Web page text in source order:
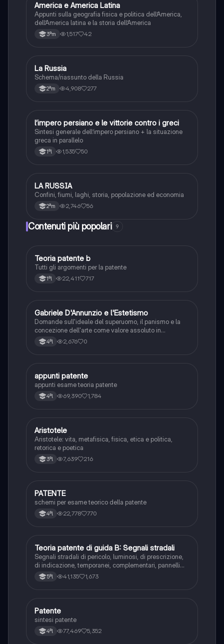
Geografia
America e America Latina
Appunti sulla geografia fisica e politica dell’America,
dell’America latina e la storia dell’America
3ªm 1,517 42
Geografia
La Russia
Schema/riassunto della Russia
2ªm 4,908 277
Storia
l’impero persiano e le vittorie contro i greci
Sintesi generale dell’impero persiano + la situazione
greca in parallelo
1ªl 1,535 50
Geografia
LA RUSSIA
Confini, fiumi, laghi, storia, popolazione ed economia
2ªm 2,746 56
Contenuti più popolari 9
Altro
Teoria patente b
Tutti gli argomenti per la patente
1ªl 22,411 717
GItaliano
Gabriele D'Annunzio e l'Estetismo
Domande sull'ideale del superuomo, il panismo e la
concezione dell'arte come valore assoluto in
D'Annunzio.
4ªl 2,676 0
Altro
appunti patente
appunti esame teoria patente
4ªl 69,390 1,784
Filosofia
Aristotele
Aristotele: vita, metafisica, fisica, etica e politica,
retorica e poetica
3ªl 7,639 216
Altro
PATENTE
schemi per esame teorico della patente
4ªl 22,778 770
Ed. civ.
Teoria patente di guida B: Segnali stradali
Segnali stradali di pericolo, luminosi, di prescrizione,
di indicazione, temporanei, complementari, pannelli
integrativi, segnaletica orizzontale, segnalazioni
agenti del traffico, distanza di visibilità per l‘arresto,
5ªl 41,135 1,673
Altro
Patente
sintesi patente
4ªl 77,469 5,352